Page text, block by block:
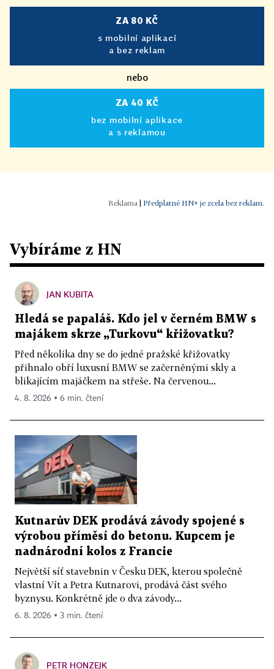
ZA 80 KČ
s mobilní aplikací
a bez reklam
nebo
ZA 40 KČ
bez mobilní aplikace
a s reklamou
Předplatné HN+ je zcela bez reklam.
Vybíráme z HN
JAN KUBITA
Hledá se papaláš. Kdo jel v černém BMW s
majákem skrze „Turkovu“ křižovatku?
Před několika dny se do jedné pražské křižovatky
přihnalo obří luxusní BMW se začerněnými skly a
blikajícím majáčkem na střeše. Na červenou...
4. 8. 2026 ▪ 6 min. čtení
Kutnarův DEK prodává závody spojené s
výrobou příměsí do betonu. Kupcem je
nadnárodní kolos z Francie
Největší síť stavebnin v Česku DEK, kterou společně
vlastní Vít a Petra Kutnarovi, prodává část svého
byznysu. Konkrétně jde o dva závody...
6. 8. 2026 ▪ 3 min. čtení
PETR HONZEJK